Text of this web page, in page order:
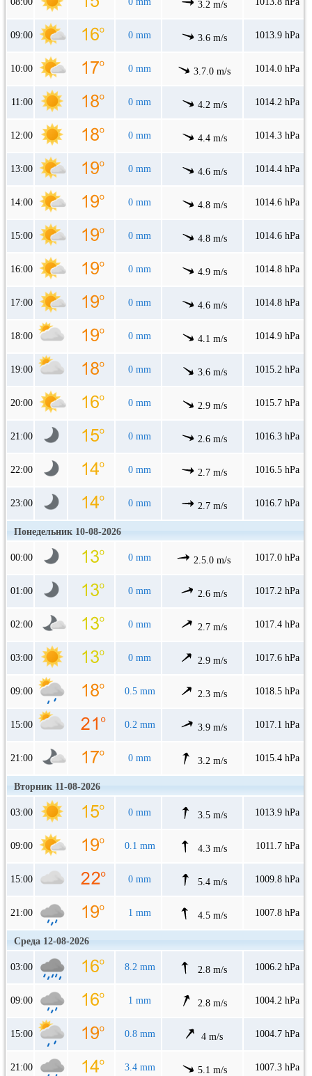
3.2 m/s
09:00 0 mm 3.6 m/s 1013.9 hPa
10:00 0 mm 3.7.0 m/s 1014.0 hPa
11:00 0 mm 4.2 m/s 1014.2 hPa
12:00 0 mm 4.4 m/s 1014.3 hPa
13:00 0 mm 4.6 m/s 1014.4 hPa
14:00 0 mm 4.8 m/s 1014.6 hPa
15:00 0 mm 4.8 m/s 1014.6 hPa
16:00 0 mm 4.9 m/s 1014.8 hPa
17:00 0 mm 4.6 m/s 1014.8 hPa
18:00 0 mm 4.1 m/s 1014.9 hPa
19:00 0 mm 3.6 m/s 1015.2 hPa
20:00 0 mm 2.9 m/s 1015.7 hPa
21:00 0 mm 2.6 m/s 1016.3 hPa
22:00 0 mm 2.7 m/s 1016.5 hPa
23:00 0 mm 2.7 m/s 1016.7 hPa
Понедельник 10-08-2026
00:00 0 mm 2.5.0 m/s 1017.0 hPa
01:00 0 mm 2.6 m/s 1017.2 hPa
02:00 0 mm 2.7 m/s 1017.4 hPa
03:00 0 mm 2.9 m/s 1017.6 hPa
09:00 0.5 mm 2.3 m/s 1018.5 hPa
15:00 0.2 mm 3.9 m/s 1017.1 hPa
21:00 0 mm 3.2 m/s 1015.4 hPa
Вторник 11-08-2026
03:00 0 mm 3.5 m/s 1013.9 hPa
09:00 0.1 mm 4.3 m/s 1011.7 hPa
15:00 0 mm 5.4 m/s 1009.8 hPa
21:00 1 mm 4.5 m/s 1007.8 hPa
Среда 12-08-2026
03:00 8.2 mm 2.8 m/s 1006.2 hPa
09:00 1 mm 2.8 m/s 1004.2 hPa
15:00 0.8 mm 4 m/s 1004.7 hPa
21:00 3.4 mm 5.1 m/s 1007.3 hPa